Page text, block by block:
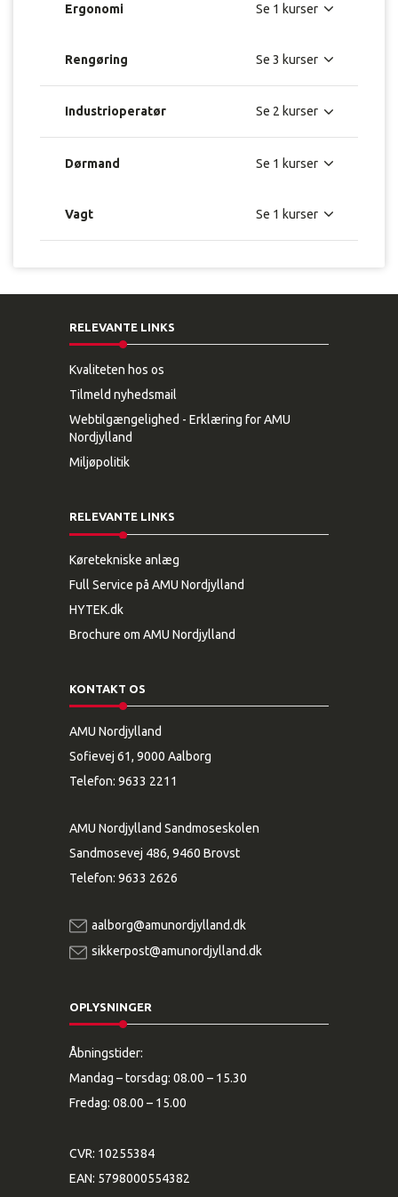
Ergonomi
Rengøring
Industrioperatør
Dørmand
Vagt
RELEVANTE LINKS
Kvaliteten hos os
Tilmeld nyhedsmail
Webtilgængelighed - Erklæring for AMU
Nordjylland
Miljøpolitik
RELEVANTE LINKS
Køretekniske anlæg
Full Service på AMU Nordjylland
HYTEK.dk
Brochure om AMU Nordjylland
KONTAKT OS
AMU Nordjylland
Sofievej 61, 9000 Aalborg
Telefon: 9633 2211
AMU Nordjylland Sandmoseskolen
Sandmosevej 486, 9460 Brovst
Telefon: 9633 2626
aalborg@amunordjylland.dk
sikkerpost@amunordjylland.dk
OPLYSNINGER
Åbningstider:
Mandag – torsdag: 08.00 – 15.30
Fredag: 08.00 – 15.00
CVR: 10255384
EAN: 5798000554382